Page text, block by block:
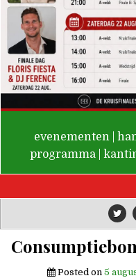
De Valken
evenementen
programma
Posted on 5